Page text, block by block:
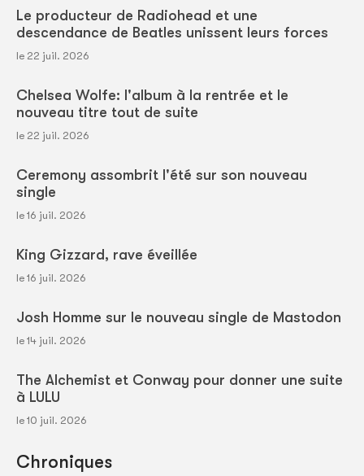
Le producteur de Radiohead et une
descendance de Beatles unissent leurs forces
le 22 juil. 2026
Chelsea Wolfe: l'album à la rentrée et le
nouveau titre tout de suite
le 22 juil. 2026
Ceremony assombrit l'été sur son nouveau
single
le 16 juil. 2026
King Gizzard, rave éveillée
le 16 juil. 2026
Josh Homme sur le nouveau single de Mastodon
le 14 juil. 2026
The Alchemist et Conway pour donner une suite
à LULU
le 10 juil. 2026
Chroniques